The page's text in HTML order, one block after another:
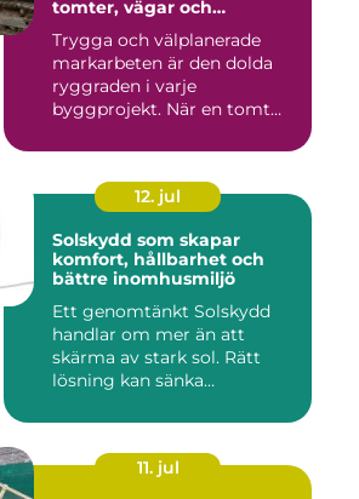
tomter, vägar och
Trygga och välplanerade
markarbeten är den dolda
ryggraden i varje
byggprojekt. När en tomt
12. jul
Solskydd som skapar
komfort, hållbarhet och
bättre inomhusmiljö
Ett genomtänkt Solskydd
handlar om mer än att
skärma av stark sol. Rätt
lösning kan sänka
11. jul